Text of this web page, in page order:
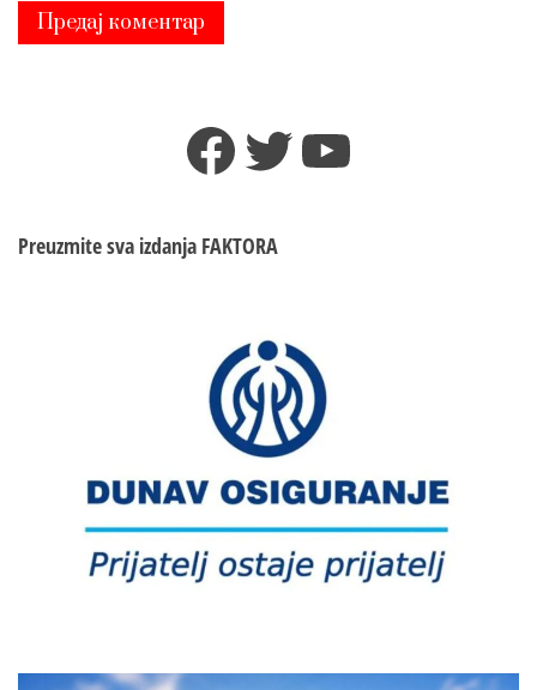
Facebook
TwitterYouTube
Preuzmite sva izdanja FAKTORA